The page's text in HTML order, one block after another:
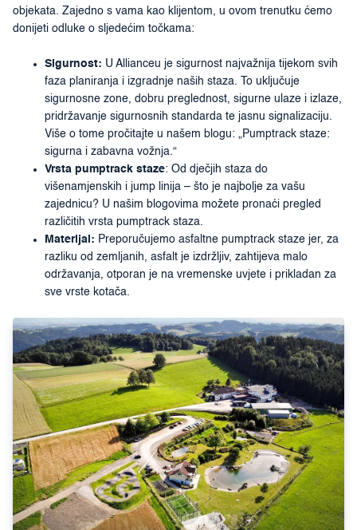
objekata. Zajedno s vama kao klijentom, u ovom trenutku ćemo
donijeti odluke o sljedećim točkama:
Sigurnost: U Allianceu je sigurnost najvažnija tijekom svih
faza planiranja i izgradnje naših staza. To uključuje
sigurnosne zone, dobru preglednost, sigurne ulaze i izlaze,
pridržavanje sigurnosnih standarda te jasnu signalizaciju.
Više o tome pročitajte u našem blogu: „Pumptrack staze:
sigurna i zabavna vožnja.“
Vrsta pumptrack staze: Od dječjih staza do
višenamjenskih i jump linija – što je najbolje za vašu
zajednicu? U našim blogovima možete pronaći pregled
različitih vrsta pumptrack staza.
Materijal: Preporučujemo asfaltne pumptrack staze jer, za
razliku od zemljanih, asfalt je izdržljiv, zahtijeva malo
održavanja, otporan je na vremenske uvjete i prikladan za
sve vrste kotača.